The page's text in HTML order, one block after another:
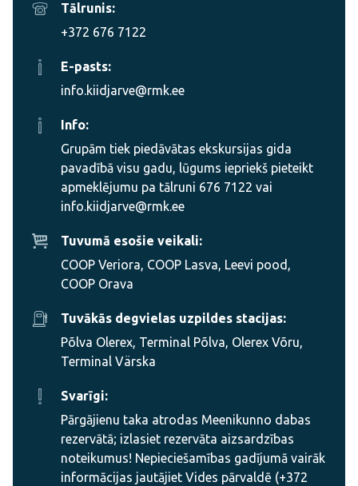
Tālrunis:
+372 676 7122
E-pasts:
info.kiidjarve@rmk.ee
Info:
Grupām tiek piedāvātas ekskursijas gida
pavadībā visu gadu, lūgums iepriekš pieteikt
apmeklējumu pa tālruni 676 7122 vai
info.kiidjarve@rmk.ee
Tuvumā esošie veikali:
COOP Veriora, COOP Lasva, Leevi pood,
COOP Orava
Tuvākās degvielas uzpildes stacijas:
Põlva Olerex, Terminal Põlva, Olerex Võru,
Terminal Värska
Svarīgi:
Pārgājienu taka atrodas Meenikunno dabas
rezervātā; izlasiet rezervāta aizsardzības
noteikumus! Nepieciešamības gadījumā vairāk
informācijas jautājiet Vides pārvaldē (+372